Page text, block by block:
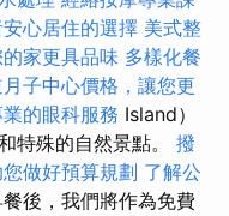
心居住的選擇 美式整
家更具品味 多樣化餐
子中心價格，讓您更
的眼科服務 Island）
特殊的自然景點。 撥
做好預算規劃 了解公
後，我們將作為免費